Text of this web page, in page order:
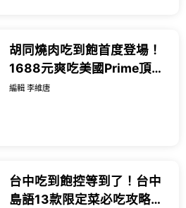
胡同燒肉吃到飽首度登場！
1688元爽吃美國Prime頂級
牛肉，七夕浪漫雙人餐999
編輯 李維唐
台中吃到飽控等到了！台中
島語13款限定菜必吃攻略，